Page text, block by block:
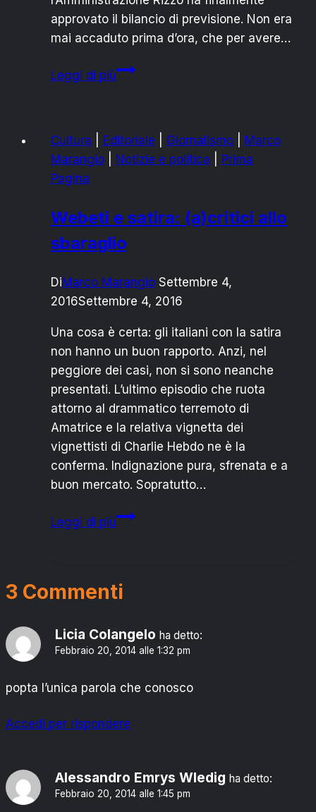
approvato il bilancio di previsione. Non era
mai accaduto prima d’ora, che per avere…
Leggi di piùMASSAFRA
SALTO
NEL
SANPIETRANA
Cultura Editoriale Giornalismo
Marco
Marangio
Notizie e politica
Prima
Pagina
Webeti e satira: (a)critici allo
sbaraglio
DiMarco Marangio Settembre 4,
2016Settembre 4, 2016
Una cosa è certa: gli italiani con la satira
non hanno un buon rapporto. Anzi, nel
peggiore dei casi, non si sono neanche
presentati. L’ultimo episodio che ruota
attorno al drammatico terremoto di
Amatrice e la relativa vignetta dei
vignettisti di Charlie Hebdo ne è la
conferma. Indignazione pura, sfrenata e a
buon mercato. Sopratutto…
Leggi di piùWebeti
allo
3 Commenti
Licia Colangelo ha detto:
Febbraio 20, 2014 alle 1:32 pm
popta l’unica parola che conosco
Accedi per rispondere
Alessandro Emrys Wledig ha detto:
Febbraio 20, 2014 alle 1:45 pm